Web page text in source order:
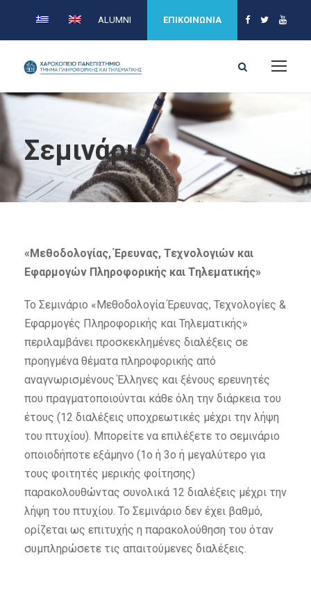
ALUMNI ΕΠΙΚΟΙΝΩΝΙΑ
Σεμινάριο
«Μεθοδολογίας, Έρευνας, Τεχνολογιών και
Εφαρμογών Πληροφορικής και Τηλεματικής»
Το Σεμινάριο «Μεθοδολογία Έρευνας, Τεχνολογίες &
Εφαρμογές Πληροφορικής και Τηλεματικής»
περιλαμβάνει προσκεκλημένες διαλέξεις σε
προηγμένα θέματα πληροφορικής από
αναγνωρισμένους Έλληνες και ξένους ερευνητές
που πραγματοποιούνται κάθε όλη την διάρκεια του
έτους (12 διαλέξεις υποχρεωτικές μέχρι την λήψη
του πτυχίου). Μπορείτε να επιλέξετε το σεμινάριο
οποιοδήποτε εξάμηνο (1ο ή 3ο ή μεγαλύτερο για
τους φοιτητές μερικής φοίτησης)
παρακολουθώντας συνολικά 12 διαλέξεις μέχρι την
λήψη του πτυχίου. Το Σεμινάριο δεν έχει βαθμό,
ορίζεται ως επιτυχής η παρακολούθηση του όταν
συμπληρώσετε τις απαιτούμενες διαλέξεις.